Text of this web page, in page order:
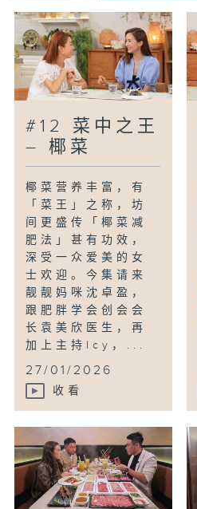
科专科)
#12 菜中之王
– 椰菜
椰菜营养丰富，有
「菜王」之称，坊
间更盛传「椰菜减
肥法」甚有功效，
深受一众爱美的女
士欢迎。今集请来
靓靓妈咪沈卓盈，
跟肥胖学会创会会
长袁美欣医生，再
加上主持Icy，...
27/01/2026
收看